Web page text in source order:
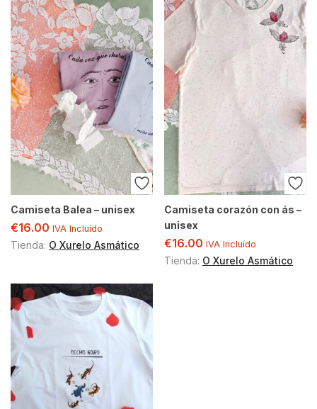
Camiseta Balea – unisex
€16.00 IVA Incluído
Tienda: O Xurelo Asmático
Camiseta corazón con ás –
unisex
€16.00 IVA Incluído
Tienda: O Xurelo Asmático